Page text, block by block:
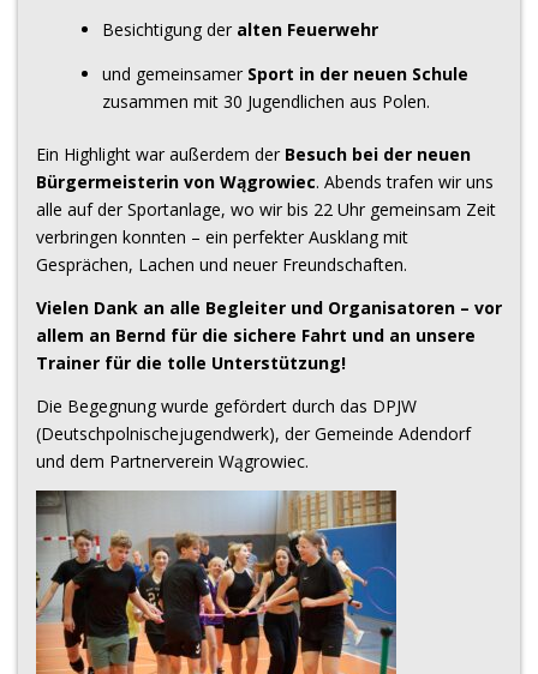
Besichtigung der alten Feuerwehr
und gemeinsamer Sport in der neuen Schule
zusammen mit 30 Jugendlichen aus Polen.
Ein Highlight war außerdem der Besuch bei der neuen
Bürgermeisterin von Wągrowiec. Abends trafen wir uns
alle auf der Sportanlage, wo wir bis 22 Uhr gemeinsam Zeit
verbringen konnten – ein perfekter Ausklang mit
Gesprächen, Lachen und neuer Freundschaften.
Vielen Dank an alle Begleiter und Organisatoren – vor
allem an Bernd für die sichere Fahrt und an unsere
Trainer für die tolle Unterstützung!
Die Begegnung wurde gefördert durch das DPJW
(Deutschpolnischejugendwerk), der Gemeinde Adendorf
und dem Partnerverein Wągrowiec.